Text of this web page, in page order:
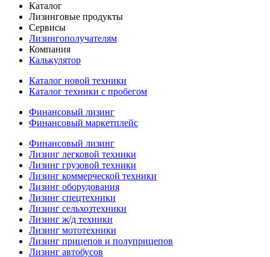
Каталог
Лизинговые продукты
Сервисы
Лизингополучателям
Компания
Калькулятор
Каталог новой техники
Каталог техники с пробегом
Финансовый лизинг
Финансовый маркетплейс
Финансовый лизинг
Лизинг легковой техники
Лизинг грузовой техники
Лизинг коммерческой техники
Лизинг оборудования
Лизинг спецтехники
Лизинг сельхозтехники
Лизинг ж/д техники
Лизинг мототехники
Лизинг прицепов и полуприцепов
Лизинг автобусов